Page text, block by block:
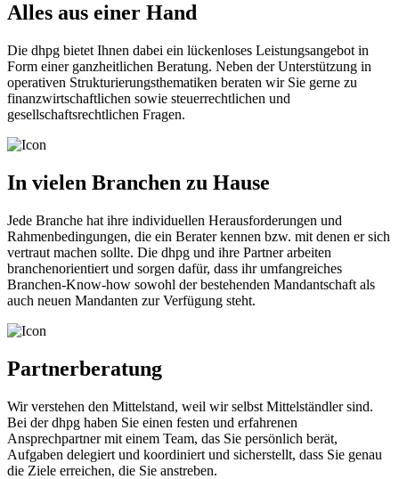
Alles aus einer Hand
Die dhpg bietet Ihnen dabei ein lückenloses Leistungsangebot in
Form einer ganzheitlichen Beratung. Neben der Unterstützung in
operativen Strukturierungsthematiken beraten wir Sie gerne zu
finanzwirtschaftlichen sowie steuerrechtlichen und
gesellschaftsrechtlichen Fragen.
In vielen Branchen zu Hause
Jede Branche hat ihre individuellen Herausforderungen und
Rahmenbedingungen, die ein Berater kennen bzw. mit denen er sich
vertraut machen sollte. Die dhpg und ihre Partner arbeiten
branchenorientiert und sorgen dafür, dass ihr umfangreiches
Branchen-Know-how sowohl der bestehenden Mandantschaft als
auch neuen Mandanten zur Verfügung steht.
Partnerberatung
Wir verstehen den Mittelstand, weil wir selbst Mittelständler sind.
Bei der dhpg haben Sie einen festen und erfahrenen
Ansprechpartner mit einem Team, das Sie persönlich berät,
Aufgaben delegiert und koordiniert und sicherstellt, dass Sie genau
die Ziele erreichen, die Sie anstreben.